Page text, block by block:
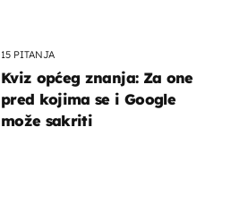
15 PITANJA
Kviz općeg znanja: Za one
pred kojima se i Google
može sakriti